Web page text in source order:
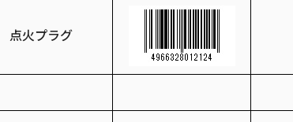
点火プラグ